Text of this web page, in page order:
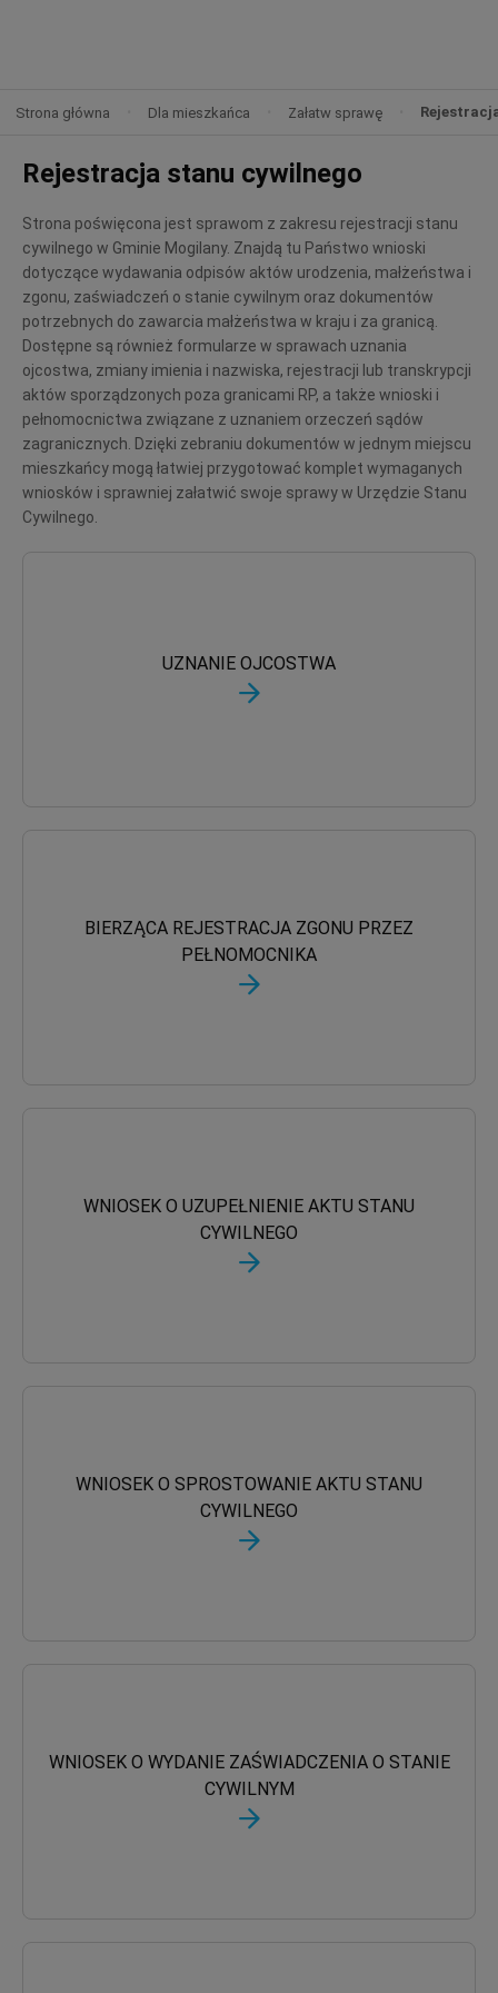
Strona główna Dla mieszkańca Załatw sprawę
Rejestracja stanu cywilnego
Strona poświęcona jest sprawom z zakresu rejestracji stanu
cywilnego w Gminie Mogilany. Znajdą tu Państwo wnioski
dotyczące wydawania odpisów aktów urodzenia, małżeństwa i
zgonu, zaświadczeń o stanie cywilnym oraz dokumentów
potrzebnych do zawarcia małżeństwa w kraju i za granicą.
Dostępne są również formularze w sprawach uznania
ojcostwa, zmiany imienia i nazwiska, rejestracji lub transkrypcji
aktów sporządzonych poza granicami RP, a także wnioski i
pełnomocnictwa związane z uznaniem orzeczeń sądów
zagranicznych. Dzięki zebraniu dokumentów w jednym miejscu
mieszkańcy mogą łatwiej przygotować komplet wymaganych
wniosków i sprawniej załatwić swoje sprawy w Urzędzie Stanu
Cywilnego.
UZNANIE OJCOSTWA
BIERZĄCA REJESTRACJA ZGONU PRZEZ
PEŁNOMOCNIKA
WNIOSEK O UZUPEŁNIENIE AKTU STANU
CYWILNEGO
WNIOSEK O SPROSTOWANIE AKTU STANU
CYWILNEGO
WNIOSEK O WYDANIE ZAŚWIADCZENIA O STANIE
CYWILNYM